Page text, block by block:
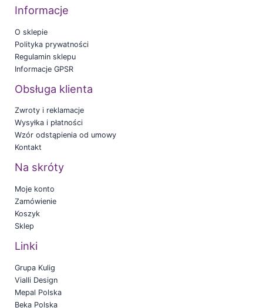
Informacje
O sklepie
Polityka prywatności
Regulamin sklepu
Informacje GPSR
Obsługa klienta
Zwroty i reklamacje
Wysyłka i płatności
Wzór odstąpienia od umowy
Kontakt
Na skróty
Moje konto
Zamówienie
Koszyk
Sklep
Linki
Grupa Kulig
Vialli Design
Mepal Polska
Beka Polska